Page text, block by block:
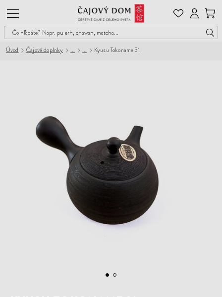
Čajový
Dom
Úvod Čajové doplnky Kyusu Tokoname 31